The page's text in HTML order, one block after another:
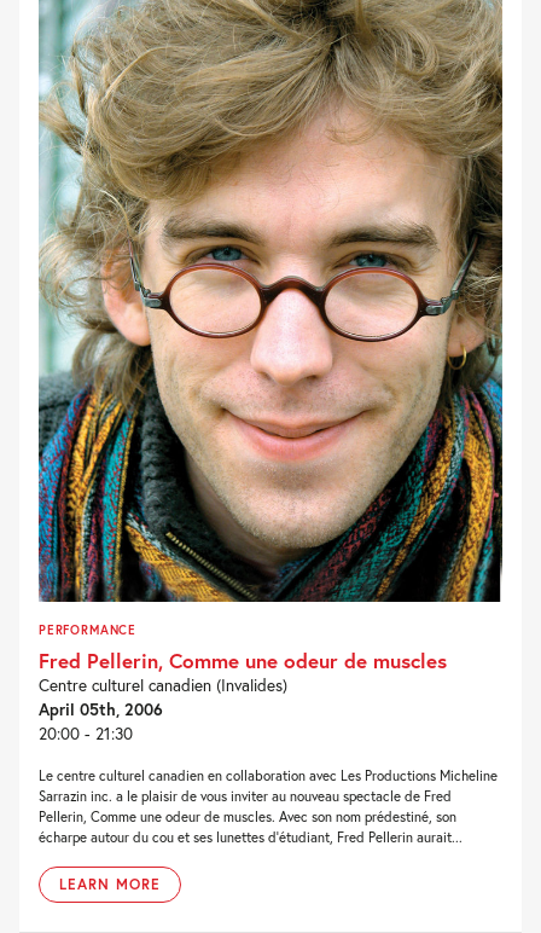
PERFORMANCE
Fred Pellerin, Comme une odeur de muscles
Centre culturel canadien (Invalides)
April 05th, 2006
20:00 - 21:30
Le centre culturel canadien en collaboration avec Les Productions Micheline
Sarrazin inc. a le plaisir de vous inviter au nouveau spectacle de Fred
Pellerin, Comme une odeur de muscles. Avec son nom prédestiné, son
écharpe autour du cou et ses lunettes d’étudiant, Fred Pellerin aurait...
LEARN MORE